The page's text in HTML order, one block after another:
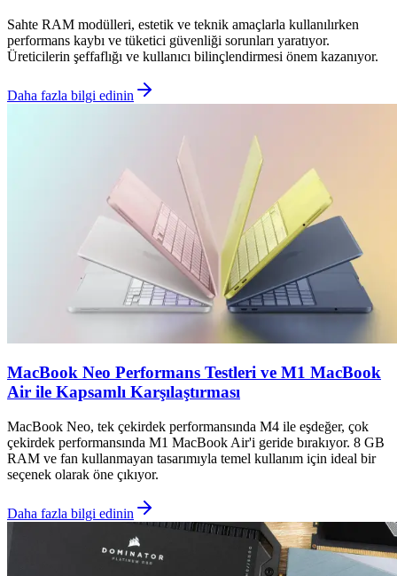
Sahte RAM modülleri, estetik ve teknik amaçlarla kullanılırken
performans kaybı ve tüketici güvenliği sorunları yaratıyor.
Üreticilerin şeffaflığı ve kullanıcı bilinçlendirmesi önem kazanıyor.
Daha fazla bilgi edinin
MacBook Neo Performans Testleri ve M1 MacBook
Air ile Kapsamlı Karşılaştırması
MacBook Neo, tek çekirdek performansında M4 ile eşdeğer, çok
çekirdek performansında M1 MacBook Air'i geride bırakıyor. 8 GB
RAM ve fan kullanmayan tasarımıyla temel kullanım için ideal bir
seçenek olarak öne çıkıyor.
Daha fazla bilgi edinin